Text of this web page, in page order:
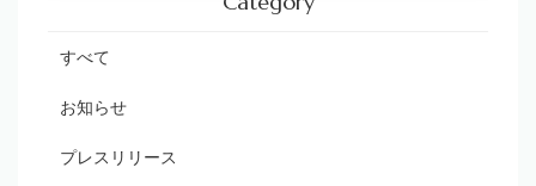
すべて
お知らせ
プレスリリース